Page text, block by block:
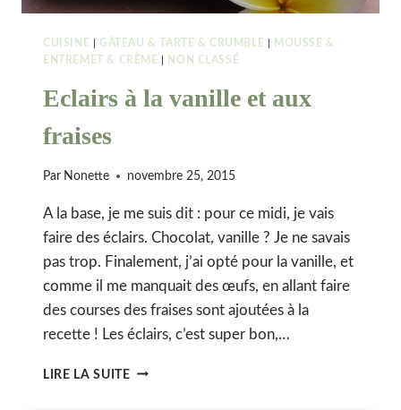
CUISINE GÂTEAU & TARTE & CRUMBLE
MOUSSE &
ENTREMET & CRÈME
NON CLASSÉ
Eclairs à la vanille et aux
fraises
Par Nonette novembre 25, 2015
A la base, je me suis dit : pour ce midi, je vais
faire des éclairs. Chocolat, vanille ? Je ne savais
pas trop. Finalement, j’ai opté pour la vanille, et
comme il me manquait des œufs, en allant faire
des courses des fraises sont ajoutées à la
recette ! Les éclairs, c’est super bon,…
LIRE LA SUITEECLAIRS